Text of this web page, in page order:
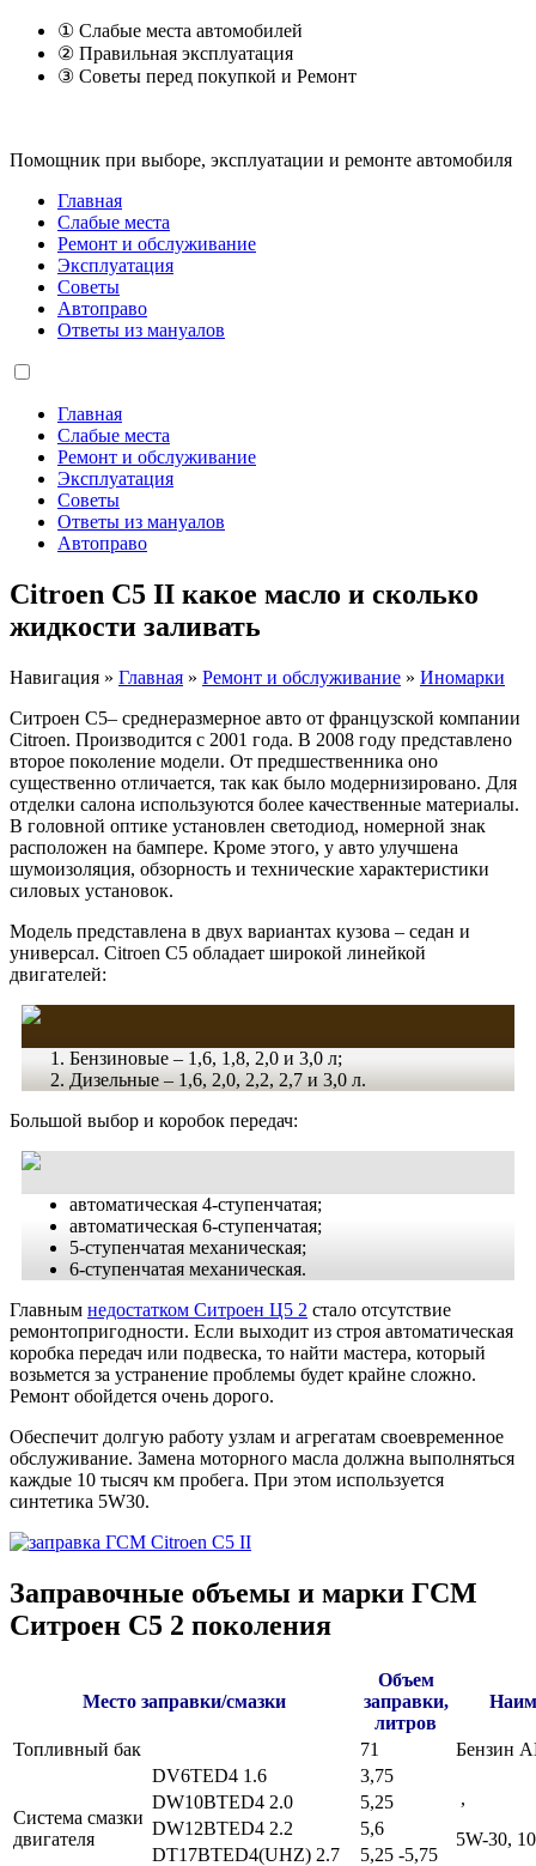
① Слабые места автомобилей
② Правильная эксплуатация
③ Советы перед покупкой и Ремонт
Помощник при выборе, эксплуатации и ремонте автомобиля
Главная
Слабые места
Ремонт и обслуживание
Эксплуатация
Советы
Автоправо
Ответы из мануалов
Главная
Слабые места
Ремонт и обслуживание
Эксплуатация
Советы
Ответы из мануалов
Автоправо
Citroen C5 II какое масло и сколько
жидкости заливать
Навигация » Главная » Ремонт и обслуживание » Иномарки
Ситроен C5– среднеразмерное авто от французской компании
Citroen. Производится с 2001 года. В 2008 году представлено
второе поколение модели. От предшественника оно
существенно отличается, так как было модернизировано. Для
отделки салона используются более качественные материалы.
В головной оптике установлен светодиод, номерной знак
расположен на бампере. Кроме этого, у авто улучшена
шумоизоляция, обзорность и технические характеристики
силовых установок.
Модель представлена в двух вариантах кузова – седан и
универсал. Citroen C5 обладает широкой линейкой
двигателей:
Бензиновые – 1,6, 1,8, 2,0 и 3,0 л;
Дизельные – 1,6, 2,0, 2,2, 2,7 и 3,0 л.
Большой выбор и коробок передач:
автоматическая 4-ступенчатая;
автоматическая 6-ступенчатая;
5-ступенчатая механическая;
6-ступенчатая механическая.
Главным недостатком Ситроен Ц5 2 стало отсутствие
ремонтопригодности. Если выходит из строя автоматическая
коробка передач или подвеска, то найти мастера, который
возьмется за устранение проблемы будет крайне сложно.
Ремонт обойдется очень дорого.
Обеспечит долгую работу узлам и агрегатам своевременное
обслуживание. Замена моторного масла должна выполняться
каждые 10 тысяч км пробега. При этом используется
синтетика 5W30.
Заправочные объемы и марки ГСМ
Ситроен C5 2 поколения
Место заправки/смазки
Объем
заправки,
литров
Топливный бак 71 Бензин
Система смазки
двигателя
DV6TED4 1.6
3,75
,
5W-30,
DW10BTED4 2.0
5,25
DW12BTED4 2.2
5,6
DT17BTED4(UHZ) 2.7
5,25 -5,75